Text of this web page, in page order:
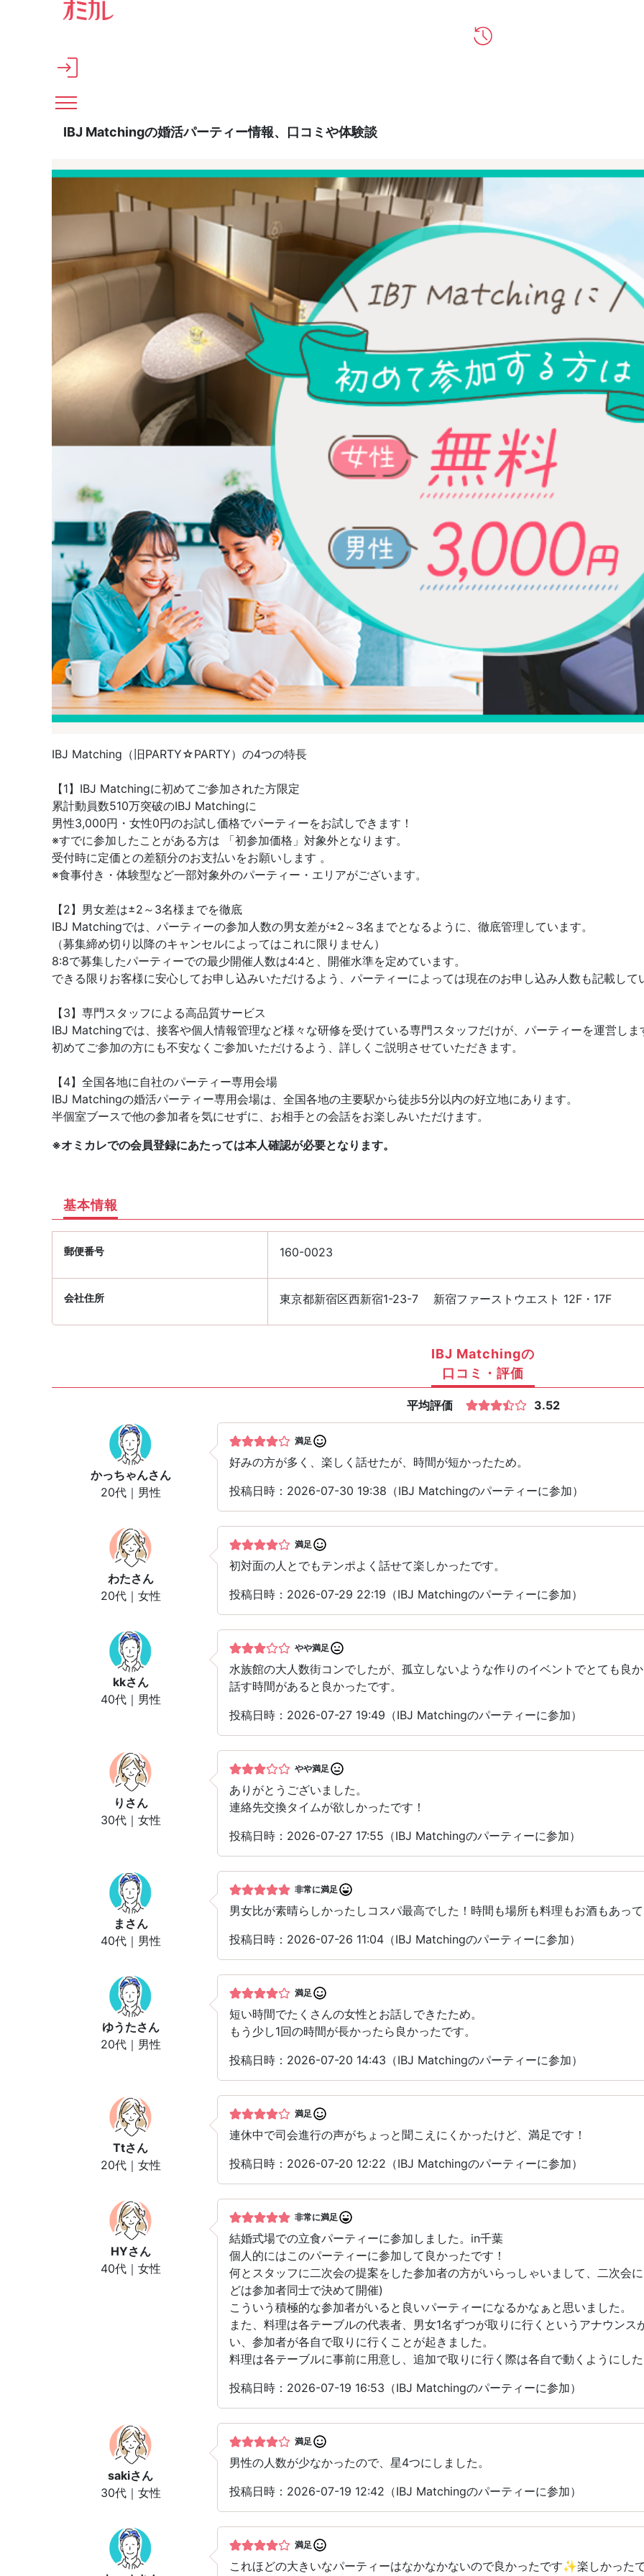
メインコンテンツへスキップ
IBJ Matchingの婚活パーティー情報、口コミや体験談
IBJ Matching（旧PARTY☆PARTY）の4つの特長
【1】IBJ Matchingに初めてご参加された方限定
累計動員数510万突破のIBJ Matchingに
男性3,000円・女性0円のお試し価格でパーティーをお試しできます！
※すでに参加したことがある方は 「初参加価格」対象外となります。
受付時に定価との差額分のお支払いをお願いします 。
※食事付き・体験型など一部対象外のパーティー・エリアがございます。
【2】男女差は±2～3名様までを徹底
IBJ Matchingでは、パーティーの参加人数の男女差が±2～3名までとなるように、徹底管理しています。
（募集締め切り以降のキャンセルによってはこれに限りません）
8:8で募集したパーティーでの最少開催人数は4:4と、開催水準を定めています。
できる限りお客様に安心してお申し込みいただけるよう、パーティーによっては現在のお申し込み人数も記載して
【3】専門スタッフによる高品質サービス
IBJ Matchingでは、接客や個人情報管理など様々な研修を受けている専門スタッフだけが、パーティーを運営しま
初めてご参加の方にも不安なくご参加いただけるよう、詳しくご説明させていただきます。
【4】全国各地に自社のパーティー専用会場
IBJ Matchingの婚活パーティー専用会場は、全国各地の主要駅から徒歩5分以内の好立地にあります。
半個室ブースで他の参加者を気にせずに、お相手との会話をお楽しみいただけます。
※オミカレでの会員登録にあたっては本人確認が必要となります。
基本情報
郵便番号 160-0023
会社住所 東京都新宿区西新宿1-23-7 新宿ファーストウエスト 12F・17F
IBJ Matchingの
口コミ・評価
平均評価 3.52
かっちゃんさん
20代｜男性
満足
好みの方が多く、楽しく話せたが、時間が短かったため。
投稿日時：2026-07-30 19:38（IBJ Matchingのパーティーに参加）
わたさん
20代｜女性
満足
初対面の人とでもテンポよく話せて楽しかったです。
投稿日時：2026-07-29 22:19（IBJ Matchingのパーティーに参加）
kkさん
40代｜男性
やや満足
水族館の大人数街コンでしたが、孤立しないような作りのイベントでとても良
話す時間があると良かったです。
投稿日時：2026-07-27 19:49（IBJ Matchingのパーティーに参加）
り さん
30代｜女性
やや満足
ありがとうございました。
連絡先交換タイムが欲しかったです！
投稿日時：2026-07-27 17:55（IBJ Matchingのパーティーに参加）
ま さん
40代｜男性
非常に満足
男女比が素晴らしかったしコスパ最高でした！時間も場所も料理もお酒もあっ
投稿日時：2026-07-26 11:04（IBJ Matchingのパーティーに参加）
ゆうたさん
20代｜男性
満足
短い時間でたくさんの女性とお話しできたため。
もう少し1回の時間が長かったら良かったです。
投稿日時：2026-07-20 14:43（IBJ Matchingのパーティーに参加）
Ttさん
20代｜女性
満足
連休中で司会進行の声がちょっと聞こえにくかったけど、満足です！
投稿日時：2026-07-20 12:22（IBJ Matchingのパーティーに参加）
HYさん
40代｜女性
非常に満足
結婚式場での立食パーティーに参加しました。in千葉
個人的にはこのパーティーに参加して良かったです！
何とスタッフに二次会の提案をした参加者の方がいらっしゃいまして、二次会
どは参加者同士で決めて開催)
こういう積極的な参加者がいると良いパーティーになるかなぁと思いました。
また、料理は各テーブルの代表者、男女1名ずつが取りに行くというアナウン
い、参加者が各自で取りに行くことが起きました。
料理は各テーブルに事前に用意し、追加で取りに行く際は各自で動くようにし
投稿日時：2026-07-19 16:53（IBJ Matchingのパーティーに参加）
sakiさん
30代｜女性
満足
男性の人数が少なかったので、星4つにしました。
投稿日時：2026-07-19 12:42（IBJ Matchingのパーティーに参加）
満足
これほどの大きいなパーティーはなかなかないので良かったです✨楽しかった